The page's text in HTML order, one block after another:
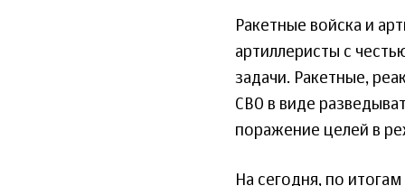
Ракетные войска и
артиллеристы с
задачи. Ракетные,
СВО в виде
поражение целей в
На сегодня, по